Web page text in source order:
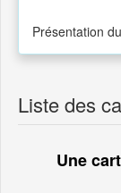
Présentation
Liste des
Une